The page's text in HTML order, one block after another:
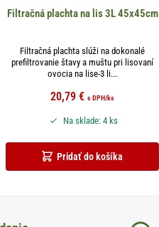
Filtračná plachta na lis 3L 45x45cm
Filtračná plachta slúži na dokonalé
prefiltrovanie štavy a muštu pri lisovaní
ovocia na lise-3 li...
20,79 € s DPH/ks
Pridať do košíka
Na sklade: 4 ks